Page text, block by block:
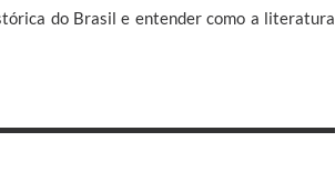
do Brasil e entender como a literatura